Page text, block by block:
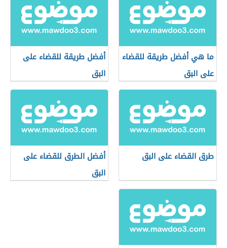
ما هي أفضل طريقة للقضاء
على البق
أفضل طريقة للقضاء على
البق
طرق القضاء على البق
أفضل الطرق للقضاء على
البق